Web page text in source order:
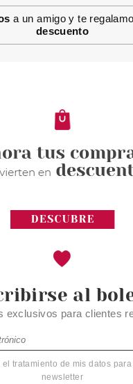
a un amigo y te
descuento
al
exclusivos para clientes
el tratamiento de mis datos
newsletter